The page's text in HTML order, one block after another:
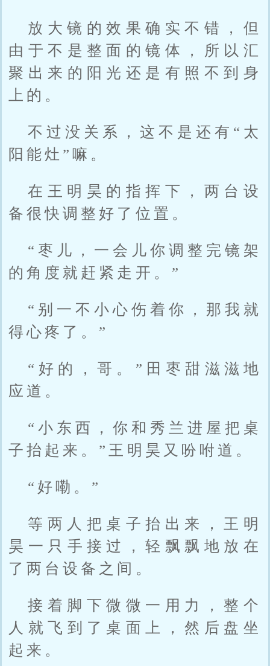
放大镜的效果确实不错，但
由于不是整面的镜体，所以汇
聚出来的阳光还是有照不到身
上的。
不过没关系，这不是还有“太
阳能灶”嘛。
在王明昊的指挥下，两台设
备很快调整好了位置。
“枣儿，一会儿你调整完镜架
的角度就赶紧走开。”
“别一不小心伤着你，那我就
得心疼了。”
“好的，哥。”田枣甜滋滋地
应道。
“小东西，你和秀兰进屋把桌
子抬起来。”王明昊又吩咐道。
“好嘞。”
等两人把桌子抬出来，王明
昊一只手接过，轻飘飘地放在
了两台设备之间。
接着脚下微微一用力，整个
人就飞到了桌面上，然后盘坐
起来。